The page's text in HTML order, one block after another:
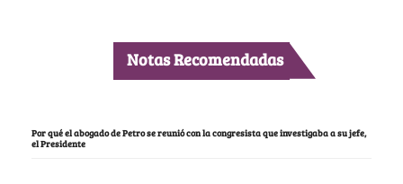
Notas Recomendadas
Por qué el abogado de Petro se reunió con la congresista que investigaba a su jefe,
el Presidente